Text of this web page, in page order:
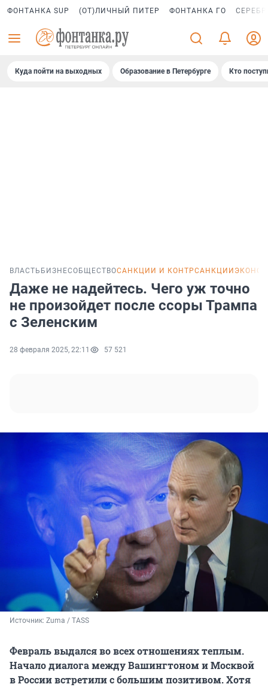
ФОНТАНКА SUP (ОТ)ЛИЧНЫЙ ПИТЕР ФОНТАНКА ГО
Куда пойти на выходных Образование в Петербурге Кто
ВЛАСТЬ БИЗНЕСОБЩЕСТВОСАНКЦИИ И КОНТРСАНКЦИИ
Даже не надейтесь. Чего уж точно
не произойдет после ссоры Трампа
с Зеленским
28 февраля 2025, 22:11 57 521
Источник: Zuma / TASS
Февраль выдался во всех отношениях теплым.
Начало диалога между Вашингтоном и Москвой
в России встретили с большим позитивом. Хотя